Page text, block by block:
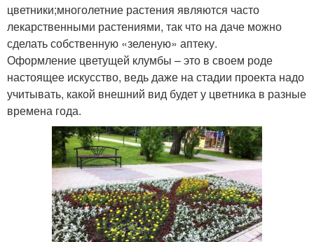
цветники;многолетние растения являются часто
лекарственными растениями, так что на даче можно
сделать собственную «зеленую» аптеку.
Оформление цветущей клумбы – это в своем роде
настоящее искусство, ведь даже на стадии проекта надо
учитывать, какой внешний вид будет у цветника в разные
времена года.